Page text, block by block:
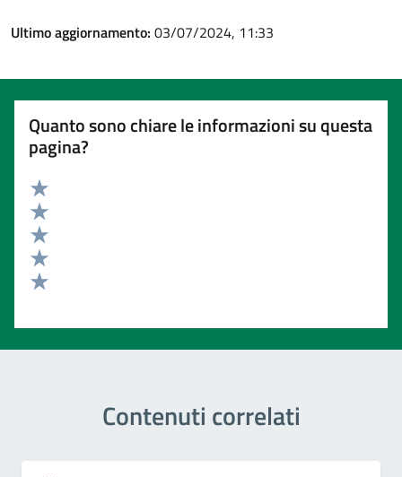
Ultimo aggiornamento: 03/07/2024, 11:33
Quanto sono chiare le informazioni su questa
pagina?
Valuta 5 stelle su 5
Valuta 4 stelle su 5
Valuta 3 stelle su 5
Valuta 2 stelle su 5
Contenuti correlati